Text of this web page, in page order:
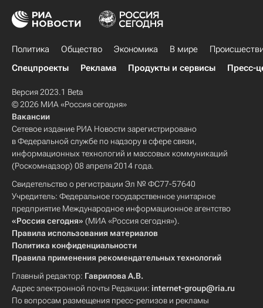
Политика Общество Экономика В мире
Спецпроекты
Реклама Продукты и сервисы Пресс-
Версия 2023.1 Beta
© 2026 МИА «Россия сегодня»
Вакансии
Сетевое издание РИА Новости зарегистрировано
в Федеральной службе по надзору в сфере связи,
информационных технологий и массовых коммуникаций
(Роскомнадзор) 08 апреля 2014 года.
Свидетельство о регистрации Эл № ФС77-57640
Учредитель: Федеральное государственное унитарное
предприятие Международное информационное агентство
«Россия сегодня» (МИА «Россия сегодня»).
Правила использования материалов
Политика конфиденциальности
Правила применения рекомендательных технологий
Главный редактор: Гаврилова А.В.
Адрес электронной почты Редакции: internet-group@ria.ru
По вопросам размещения пресс-релизов и рекламы